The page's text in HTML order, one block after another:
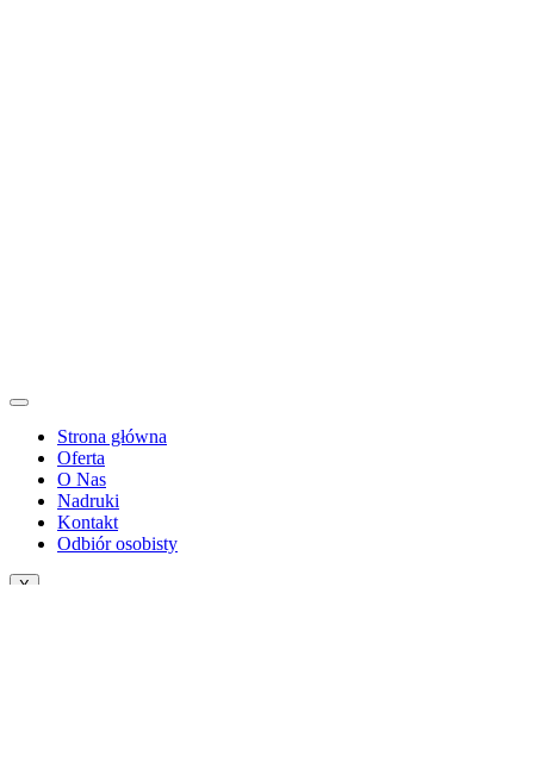
Strona główna
Oferta
O Nas
Nadruki
Kontakt
Odbiór osobisty
X